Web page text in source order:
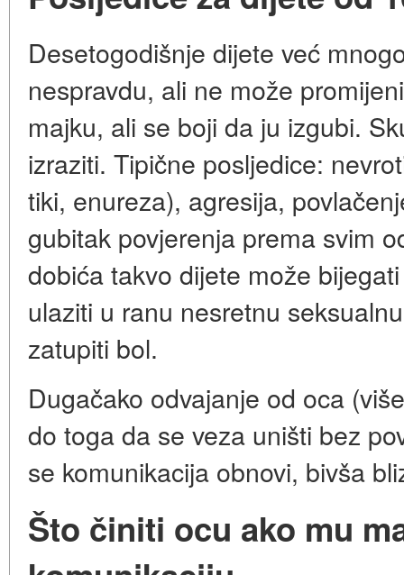
Desetogodišnje dijete već
nespravdu, ali ne može
majku, ali se boji da ju izgubi.
izraziti. Tipične posljedice:
tiki, enureza), agresija,
gubitak povjerenja prema svim
dobića takvo dijete može
ulaziti u ranu nesretnu
zatupiti bol.
Dugačako odvajanje od oca
do toga da se veza uništi bez
se komunikacija obnovi, bivša
Što činiti ocu ako mu